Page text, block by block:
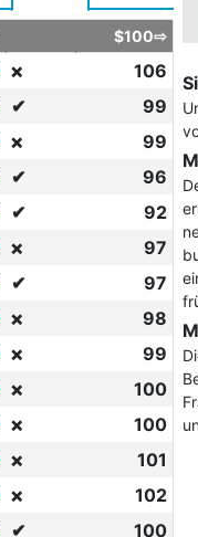
$100⇨
❌
106
✔
99
❌
99
✔
96
✔
92
❌
97
✔
97
❌
98
❌
99
❌
100
❌
100
❌
101
❌
102
✔ 100